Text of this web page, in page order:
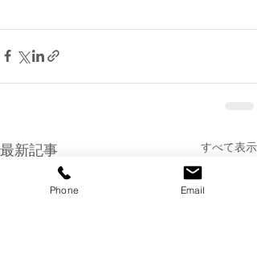
最新記事 すべて表示
Phone Email